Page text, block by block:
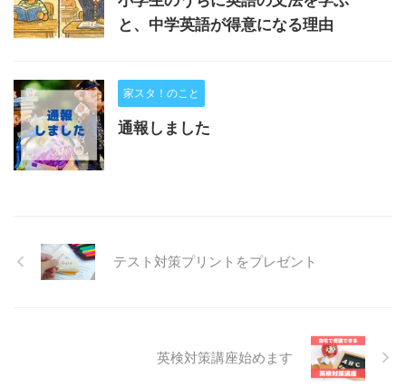
と、中学英語が得意になる理由
家スタ！のこと
通報しました
テスト対策プリントをプレゼント
英検対策講座始めます